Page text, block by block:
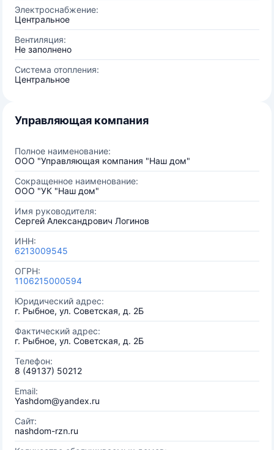
Электроснабжение:
Центральное
Вентиляция:
Не заполнено
Система отопления:
Центральное
Управляющая компания
Полное наименование:
ООО "Управляющая компания "Наш дом"
Сокращенное наименование:
ООО "УК "Наш дом"
Имя руководителя:
Сергей Александрович Логинов
ИНН:
6213009545
ОГРН:
1106215000594
Юридический адрес:
г. Рыбное, ул. Советская, д. 2Б
Фактический адрес:
г. Рыбное, ул. Советская, д. 2Б
Телефон:
8 (49137) 50212
Email:
Yashdom@yandex.ru
Сайт:
nashdom-rzn.ru